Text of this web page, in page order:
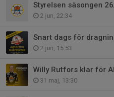
Styrelsen säsongen
2 jun, 22:34
Snart dags för
2 jun, 15:53
Willy Rutfors klar för
31 maj, 13:30